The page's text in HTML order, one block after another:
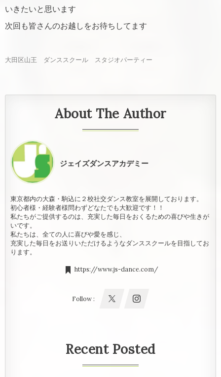
いきたいと思います
次回も皆さんのお越しをお待ちしてます
大田区山王 ダンススクール スタジオパーティー
About The Author
ジェイズダンスアカデミー
東京都内の大森・駒込に２校社交ダンス教室を展開しております。
初心者様・経験者様問わずどなたでも大歓迎です！！
私たちがご提供するのは、充実した毎日をおくるための喜びや生きが
いです。
私たちは、全ての人に喜びや愛を感じ、
充実した毎日をお送りいただけるようなダンススクールを目指してお
ります。
https://www.js-dance.com/
Follow :
Recent Posted